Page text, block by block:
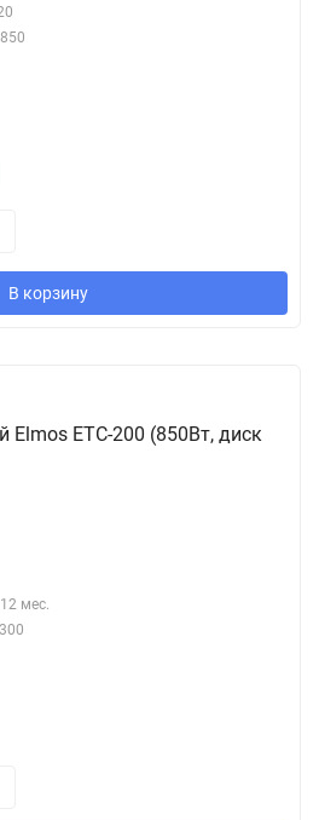
В корзину
Elmos ETC-200 (850Вт, диск
12 мес.
300